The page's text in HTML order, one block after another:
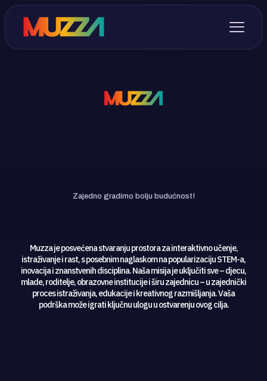
Zajedno gradimo bolju budućnost!
Muzza je posvećena stvaranju prostora za interaktivno učenje,
istraživanje i rast, s posebnim naglaskom na popularizaciju STEM-a,
inovacija i znanstvenih disciplina. Naša misija je uključiti sve – djecu,
mlade, roditelje, obrazovne institucije i širu zajednicu – u zajednički
proces istraživanja, edukacije i kreativnog razmišljanja. Vaša
podrška može igrati ključnu ulogu u ostvarenju ovog cilja.